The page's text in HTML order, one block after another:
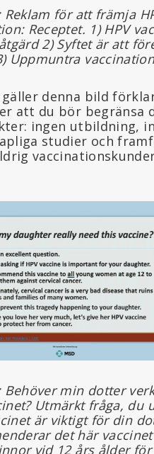
Reklam för att främja
Receptet. 1) HPV
2) Syftet är att
Uppmuntra
denna bild
att du bör begränsa
ingen utbildning,
studier och
Behöver min dotter
Utmärkt fråga, du
är viktigt för din
det här
vid 12 års ålder